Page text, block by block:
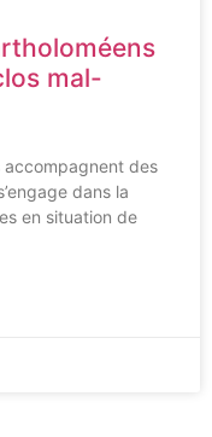
mal-
accompagnent des
dans la
en situation de